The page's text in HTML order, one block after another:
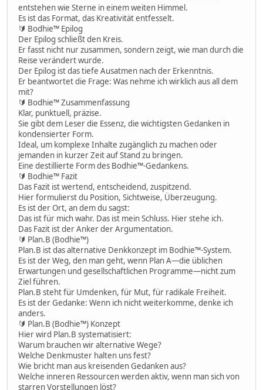
entstehen wie Sterne in einem weiten Himmel.
Es ist das Format, das Kreativität entfesselt.
🔰 Bodhie™ Epilog
Der Epilog schließt den Kreis.
Er fasst nicht nur zusammen, sondern zeigt, wie man durch die
Reise verändert wurde.
Der Epilog ist das tiefe Ausatmen nach der Erkenntnis.
Er beantwortet die Frage: Was nehme ich wirklich aus all dem
mit?
🔰 Bodhie™ Zusammenfassung
Klar, punktuell, präzise.
Sie gibt dem Leser die Essenz, die wichtigsten Gedanken in
kondensierter Form.
Ideal, um komplexe Inhalte zugänglich zu machen oder
jemanden in kurzer Zeit auf Stand zu bringen.
Eine destillierte Form des Bodhie™-Gedankens.
🔰 Bodhie™ Fazit
Das Fazit ist wertend, entscheidend, zuspitzend.
Hier formulierst du Position, Sichtweise, Überzeugung.
Es ist der Ort, an dem du sagst:
Das ist für mich wahr. Das ist mein Schluss. Hier stehe ich.
Das Fazit ist der Anker der Argumentation.
🔰 Plan.B (Bodhie™)
Plan.B ist das alternative Denkkonzept im Bodhie™-System.
Es ist der Weg, den man geht, wenn Plan A—die üblichen
Erwartungen und gesellschaftlichen Programme—nicht zum
Ziel führen.
Plan.B steht für Umdenken, für Mut, für radikale Freiheit.
Es ist der Gedanke: Wenn ich nicht weiterkomme, denke ich
anders.
🔰 Plan.B (Bodhie™) Konzept
Hier wird Plan.B systematisiert:
Warum brauchen wir alternative Wege?
Welche Denkmuster halten uns fest?
Wie bricht man aus kreisenden Gedanken aus?
Welche inneren Ressourcen werden aktiv, wenn man sich von
starren Vorstellungen löst?